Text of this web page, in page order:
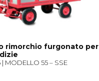
rimorchio furgonato per
| MODELLO 55 – SSE